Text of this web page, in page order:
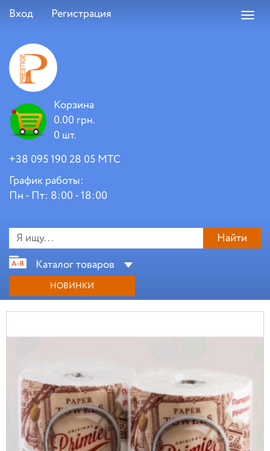
Вход Регистрация
Корзина
0.00 грн.
0 шт.
+38 095 190 28 05 МТС
График работы:
Пн - Пт: 8:00 - 18:00
Найти
Каталог товаров
НОВИНКИ